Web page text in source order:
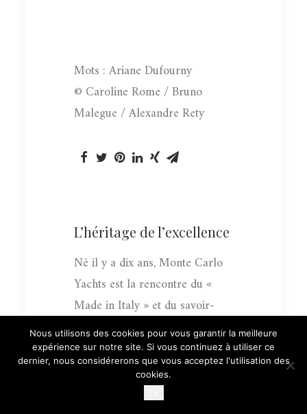
Mots : Ariane Dufourny
© Caroline Rome / Bruno
Malegue / Alexandre Rety
L’héritage de l’excellence
Né il y a dix ans, Monte Carlo
Yachts est la rencontre du «
Made in Italy » et du savoir-
faire industriel du « Groupe
Bénéteau », le porte-drapeau
français de la construction
Nous utilisons des cookies pour vous garantir la meilleure
expérience sur notre site. Si vous continuez à utiliser ce
dernier, nous considérerons que vous acceptez l'utilisation des
cookies.